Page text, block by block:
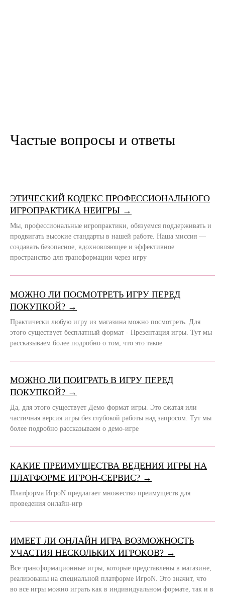
Частые вопросы и ответы
ЭТИЧЕСКИЙ КОДЕКС ПРОФЕССИОНАЛЬНОГО
ИГРОПРАКТИКА НЕИГРЫ →
Мы, профессиональные игропрактики, обязуемся поддерживать и
продвигать высокие стандарты в нашей работе. Наша миссия —
создавать безопасное, вдохновляющее и эффективное
пространство для трансформации через игру
МОЖНО ЛИ ПОСМОТРЕТЬ ИГРУ ПЕРЕД
ПОКУПКОЙ? →
Практически любую игру из магазина можно посмотреть. Для
этого существует бесплатный формат - Презентация игры. Тут мы
рассказываем более подробно о том, что это такое
МОЖНО ЛИ ПОИГРАТЬ В ИГРУ ПЕРЕД
ПОКУПКОЙ? →
Да, для этого существует Демо-формат игры. Это сжатая или
частичная версия игры без глубокой работы над запросом. Тут мы
более подробно рассказываем о демо-игре
КАКИЕ ПРЕИМУЩЕСТВА ВЕДЕНИЯ ИГРЫ НА
ПЛАТФОРМЕ ИГРОН-СЕРВИС? →
Платформа ИгроN предлагает множество преимуществ для
проведения онлайн-игр
ИМЕЕТ ЛИ ОНЛАЙН ИГРА ВОЗМОЖНОСТЬ
УЧАСТИЯ НЕСКОЛЬКИХ ИГРОКОВ? →
Все трансформационные игры, которые представлены в магазине,
реализованы на специальной платформе ИгроN. Это значит, что
во все игры можно играть как в индивидуальном формате, так и в